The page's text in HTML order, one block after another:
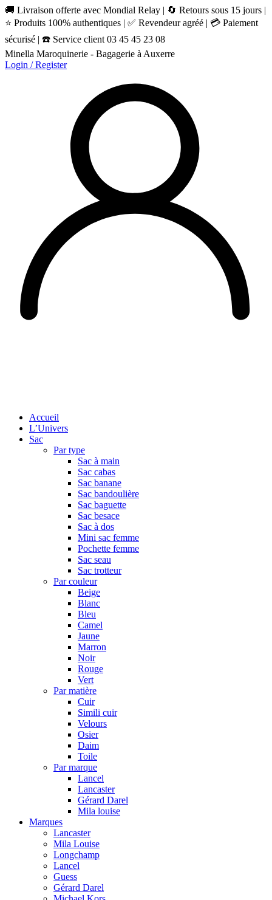
🚚 Livraison offerte avec Mondial Relay | 🔄 Retours sous 15 jours |
⭐ Produits 100% authentiques | ✅ Revendeur agréé | 💳 Paiement
sécurisé | ☎️ Service client 03 45 45 23 08
Minella Maroquinerie - Bagagerie à Auxerre
Login / Register
Accueil
L’Univers
Sac
Par type
Sac à main
Sac cabas
Sac banane
Sac bandoulière
Sac baguette
Sac besace
Sac à dos
Mini sac femme
Pochette femme
Sac seau
Sac trotteur
Par couleur
Beige
Blanc
Bleu
Camel
Jaune
Marron
Noir
Rouge
Vert
Par matière
Cuir
Simili cuir
Velours
Osier
Daim
Toile
Par marque
Lancel
Lancaster
Gérard Darel
Mila louise
Marques
Lancaster
Mila Louise
Longchamp
Lancel
Guess
Gérard Darel